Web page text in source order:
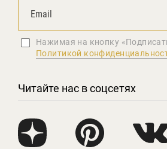
Нажимая на кнопку
Политикой
Читайте нас в соцсетях